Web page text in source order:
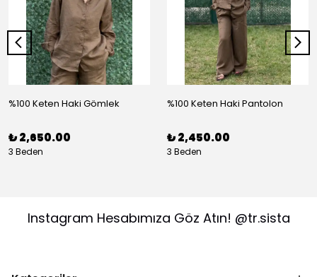
%100 Keten Haki Gömlek
₺ 2,650.00
3 Beden
%100 Keten Haki Pantolon
₺ 2,450.00
3 Beden
Instagram Hesabımıza Göz Atın! @tr.sista